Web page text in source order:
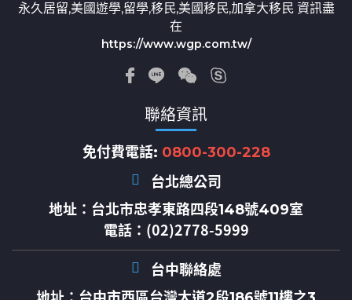
永久居留,美國遊學,留學,移民,美國移民,加拿大移民 資訊盡
在
https://www.wgp.com.tw/
聯絡資訊
免付費電話: 0800-300-228
台北總公司
地址： 台北市忠孝東路四段148號409室
電話：(02)2778-5999
台中聯絡處